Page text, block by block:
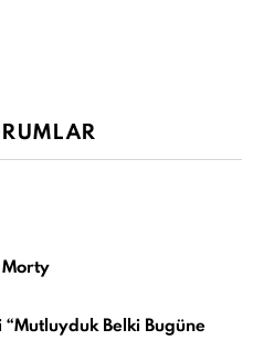
Morty
Belki Bugüne